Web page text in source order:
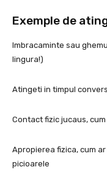
Exemple de
Imbracaminte sau
lingura!)
Atingeti in timpul
Contact fizic jucaus,
Apropierea fizica, cum
picioarele